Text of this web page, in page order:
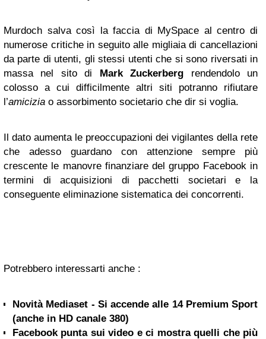
Murdoch salva così la faccia di MySpace al centro di
numerose critiche in seguito alle migliaia di cancellazioni
da parte di utenti, gli stessi utenti che si sono riversati in
massa nel sito di Mark Zuckerberg rendendolo un
colosso a cui difficilmente altri siti potranno rifiutare
l’amicizia o assorbimento societario che dir si voglia.
Il dato aumenta le preoccupazioni dei vigilantes della rete
che adesso guardano con attenzione sempre più
crescente le manovre finanziare del gruppo Facebook in
termini di acquisizioni di pacchetti societari e la
conseguente eliminazione sistematica dei concorrenti.
Potrebbero interessarti anche :
Novità Mediaset - Si accende alle 14 Premium Sport
(anche in HD canale 380)
Facebook punta sui video e ci mostra quelli che più